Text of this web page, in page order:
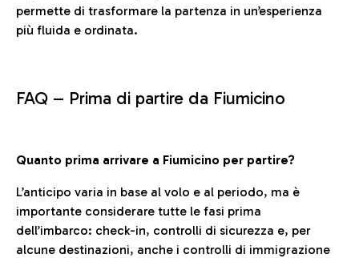
permette di trasformare la partenza in un’esperienza
più fluida e ordinata.
FAQ – Prima di partire da Fiumicino
Quanto prima arrivare a Fiumicino per partire?
L’anticipo varia in base al volo e al periodo, ma è
importante considerare tutte le fasi prima
dell’imbarco: check-in, controlli di sicurezza e, per
alcune destinazioni, anche i controlli di immigrazione